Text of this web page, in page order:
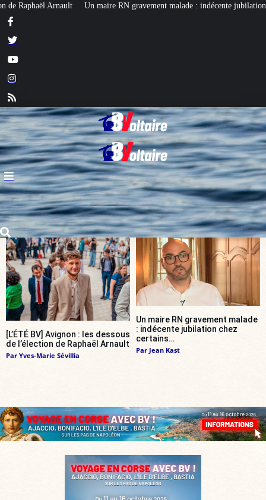
gravement malade : indécente jubilation chez certains… Affaire Lyhanna :
[L’ÉTÉ BV] Avignon : les dessous
de l’élection de Raphaël Arnault
Par Yves-Marie Sévillia
Un maire RN gravement malade
: indécente jubilation chez
certains…
Par Jean Kast